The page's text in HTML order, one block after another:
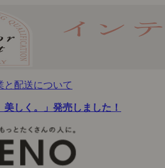
と配送について
しく。」発売しました！